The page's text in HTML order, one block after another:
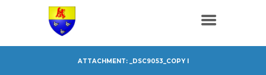
ATTACHMENT: _DSC9053_COPY I